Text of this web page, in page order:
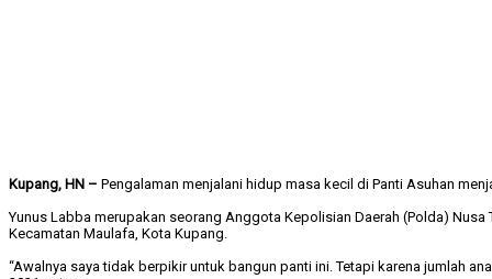
Kupang, HN – Pengalaman menjalani hidup masa kecil di Panti Asuhan
Yunus Labba merupakan seorang Anggota Kepolisian Daerah (Polda) Nusa
Kecamatan Maulafa, Kota Kupang.
“Awalnya saya tidak berpikir untuk bangun panti ini. Tetapi karena jumlah